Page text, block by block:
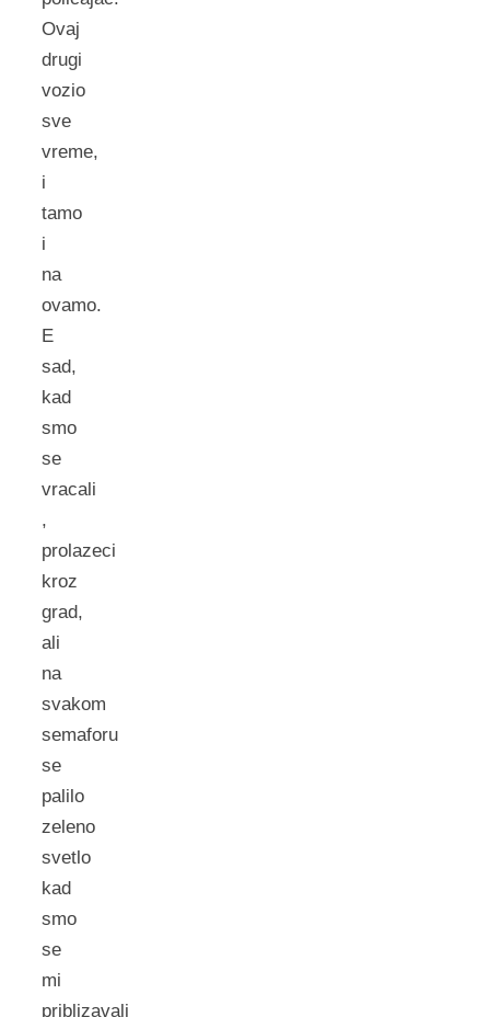
Ovaj
drugi
vozio
sve
vreme,
i
tamo
i
na
ovamo.
E
sad,
kad
smo
se
vracali
,
prolazeci
kroz
grad,
ali
na
svakom
semaforu
se
palilo
zeleno
svetlo
kad
smo
se
mi
priblizavali